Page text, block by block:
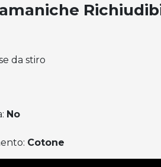
da stiro
No
Cotone